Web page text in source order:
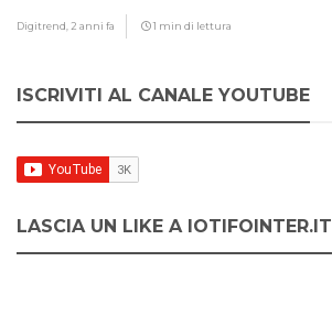
Digitrend, 2 anni fa 1 min di lettura
ISCRIVITI AL CANALE YOUTUBE
LASCIA UN LIKE A IOTIFOINTER.IT